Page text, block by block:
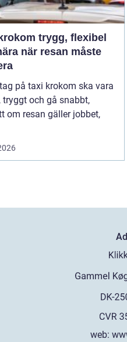
trygg, flexibel
när resan måste
på taxi krokom ska vara
tryggt och gå snabbt,
om resan gäller jobbet,
web: